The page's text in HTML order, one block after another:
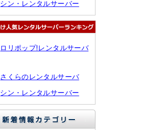
シン・レンタルサーバー
ロリポップ!レンタルサーバ
さくらのレンタルサーバ
シン・レンタルサーバー